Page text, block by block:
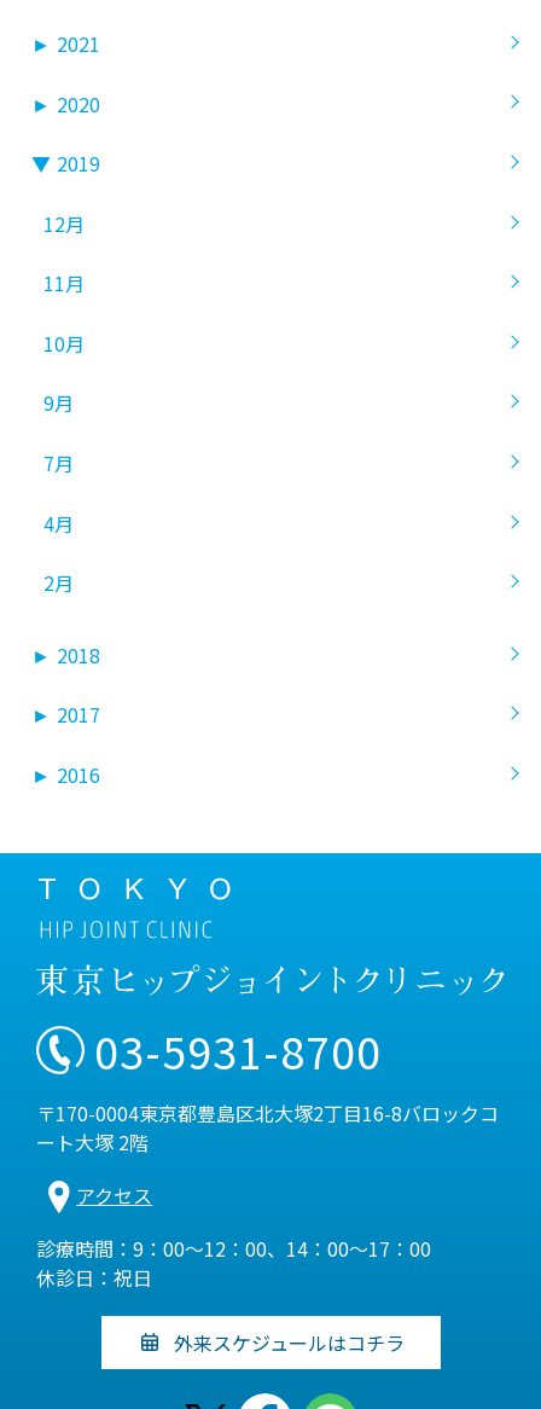
► 2021
► 2020
▼ 2019
12月
11月
10月
9月
7月
4月
2月
► 2018
► 2017
► 2016
03-5931-8700
〒170-0004東京都豊島区北大塚2丁目16-8バロックコ
ート大塚 2階
アクセス
診療時間：9：00～12：00、14：00～17：00
休診日：祝日
外来スケジュールはコチラ